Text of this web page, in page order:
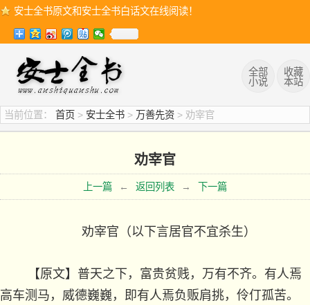
安士全书原文和安士全书白话文在线阅读！
全部
小说
收藏
本站
当前位置： 首页 > 安士全书 > 万善先资 > 劝宰官
劝宰官
上一篇 ← 返回列表 → 下一篇
劝宰官（以下言居官不宜杀生）
【原文】普天之下，富贵贫贱，万有不齐。有人焉
高车测马，威德巍巍，即有人焉负贩肩挑，伶仃孤苦。